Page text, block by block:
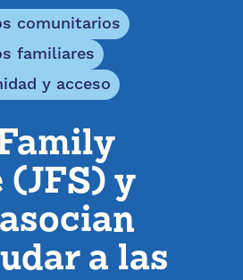
comunitarios
familiares
y acceso
(JFS) y
a las